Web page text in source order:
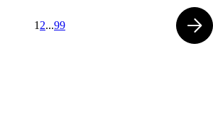
1 2...99